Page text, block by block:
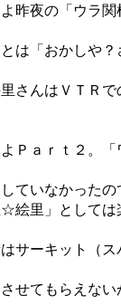
昨夜の「ウラ
は「おかしや
さんはＶＴＲ
Ｐａｒｔ２。
ていなかった
☆絵里」として
サーキット（
せてもらえない